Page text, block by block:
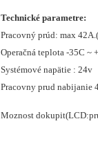
Technické parametre:
Pracovný prúd: max
Operačná teplota -35C ~
Systémové napätie : 24v
Pracovny prud nabijanie
Moznost